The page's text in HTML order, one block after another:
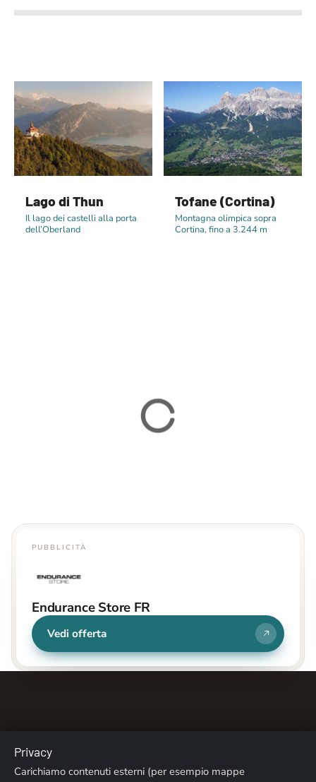
Lago di Thun
Il lago dei castelli alla porta
dell’Oberland
Tofane (Cortina)
Montagna olimpica sopra
Cortina, fino a 3.244 m
PUBBLICITÀ
Endurance Store FR
Vedi offerta
Chi siamo Contatti Note legali
Privacy
Carichiamo contenuti esterni (per esempio mappe